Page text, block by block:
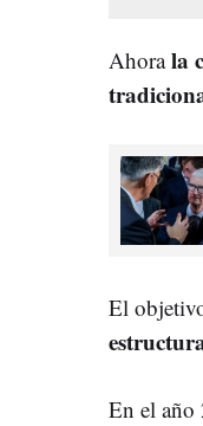
Ahorala
El
En el año